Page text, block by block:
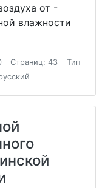
от -
влажности
Страниц: 43
Тип